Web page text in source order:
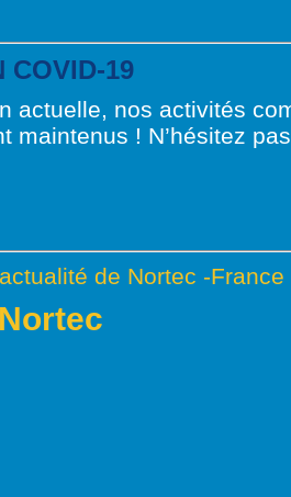
COVID-19
actuelle, nos activités
maintenus ! N’hésitez
de Nortec -France